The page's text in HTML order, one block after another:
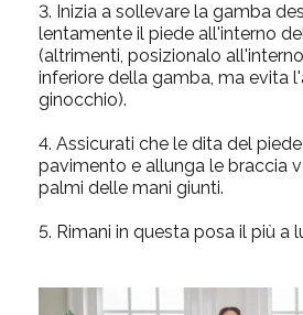
3. Inizia a sollevare la gamba
lentamente il piede all'interno
(altrimenti, posizionalo
inferiore della gamba, ma evita
ginocchio).
4. Assicurati che le dita del
pavimento e allunga le braccia
palmi delle mani giunti.
5. Rimani in questa posa il più a